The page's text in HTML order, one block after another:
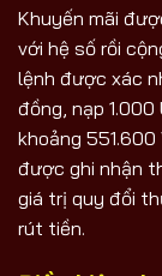
Khuyến mãi
với hệ số rồi
lệnh được xác
đồng, nạp
khoảng
được ghi nhận
giá trị quy đổi
rút tiền.